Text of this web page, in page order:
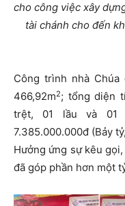
cho công việc xây
tài chánh cho đến
Công trình nhà
466,92m2; tổng diện
trệt, 01 lầu và 01
7.385.000.000đ (Bảy
Hưởng ứng sự kêu
đã góp phần hơn một